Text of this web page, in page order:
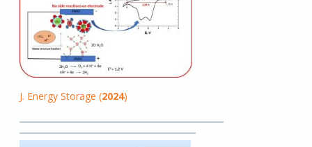
J. Energy Storage (2024)